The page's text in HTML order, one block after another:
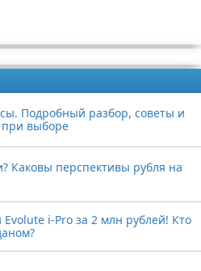
Подробный разбор, советы и
выборе
Каковы перспективы рубля на
Evolute i-Pro за 2 млн рублей! Кто